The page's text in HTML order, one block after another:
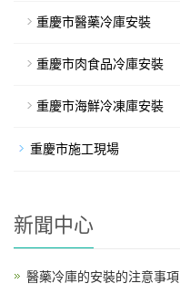
重慶市醫藥冷庫安裝
重慶市肉食品冷庫安裝
重慶市海鮮冷凍庫安裝
重慶市施工現場
新聞中心
醫藥冷庫的安裝的注意事項